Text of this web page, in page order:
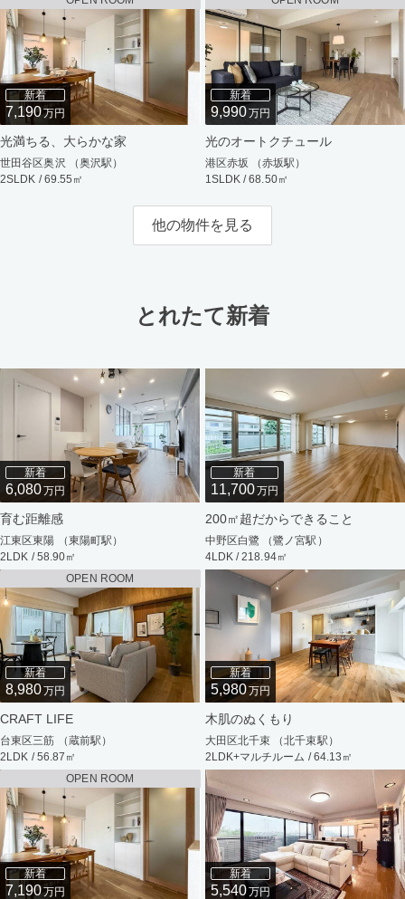
新着
7,190万円
光満ちる、大らかな家
世田谷区奥沢 （奥沢駅）
2SLDK / 69.55㎡
新着
9,990万円
光のオートクチュール
港区赤坂 （赤坂駅）
1SLDK / 68.50㎡
他の物件を見る
とれたて新着
新着
6,080万円
育む距離感
江東区東陽 （東陽町駅）
2LDK / 58.90㎡
新着
11,700万円
200㎡超だからできること
中野区白鷺 （鷺ノ宮駅）
4LDK / 218.94㎡
OPEN ROOM
新着
8,980万円
CRAFT LIFE
台東区三筋 （蔵前駅）
2LDK / 56.87㎡
新着
5,980万円
木肌のぬくもり
大田区北千束 （北千束駅）
2LDK+マルチルーム / 64.13㎡
OPEN ROOM
新着
7,190万円
新着
5,540万円